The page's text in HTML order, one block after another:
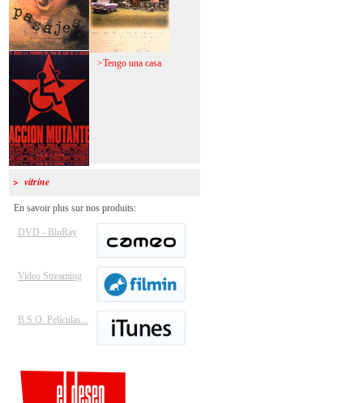
>Pasajes >Tengo una casa
>Acción mutante
> vitrine
En savoir plus sur nos produits:
DVD - BluRay
Video Streaming
B.S.O. Películas...